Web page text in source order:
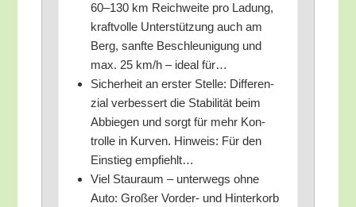
60–130 km Reich­wei­te pro Ladung,
kraft­vol­le Unter­stüt­zung auch am
Berg, sanf­te Beschleu­ni­gung und
max. 25 km/​h – ide­al für…
Sicher­heit an ers­ter Stel­le: Dif­fe­ren­
zi­al ver­bes­sert die Sta­bi­li­tät beim
Abbie­gen und sorgt für mehr Kon­
trol­le in Kur­ven. Hin­weis: Für den
Ein­stieg empfiehlt…
Viel Stau­raum – unter­wegs ohne
Auto: Gro­ßer Vor­der- und Hin­ter­korb